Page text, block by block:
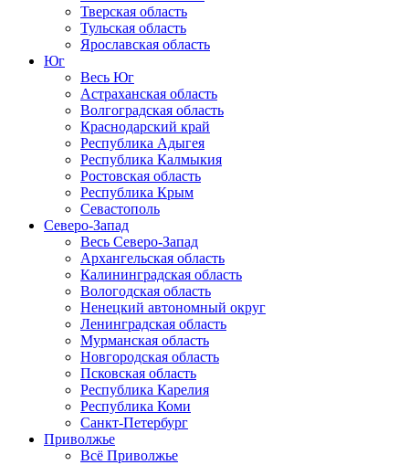
Тверская область
Тульская область
Ярославская область
Юг
Весь Юг
Астраханская область
Волгоградская область
Краснодарский край
Республика Адыгея
Республика Калмыкия
Ростовская область
Республика Крым
Севастополь
Северо-Запад
Весь Северо-Запад
Архангельская область
Калининградская область
Вологодская область
Ненецкий автономный округ
Ленинградская область
Мурманская область
Новгородская область
Псковская область
Республика Карелия
Республика Коми
Санкт-Петербург
Приволжье
Всё Приволжье